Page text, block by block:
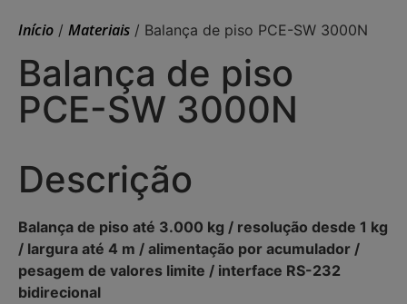
Início / Materiais / Balança de piso PCE-SW 3000N
Balança de piso
PCE-SW 3000N
Descrição
Balança de piso até 3.000 kg / resolução desde 1 kg
/ largura até 4 m / alimentação por acumulador /
pesagem de valores limite / interface RS-232
bidirecional